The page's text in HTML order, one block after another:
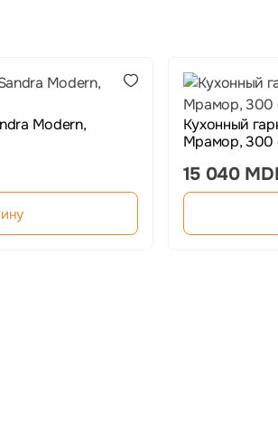
Modern,
Кухонный
Мрамор, 300
15 040